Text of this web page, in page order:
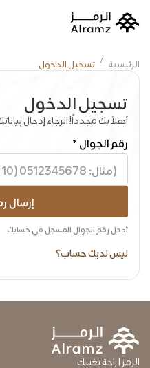
الرئيسية تسجيل الدخول
تسجيل الدخول
أهلاً بك مجدداً! الرجاء إدخال
رقم الجوال *
إرسال
أدخل رقم الجوال المسجل في حسابك
ليس لديك حساب؟
الرمز | راحة تغنيك